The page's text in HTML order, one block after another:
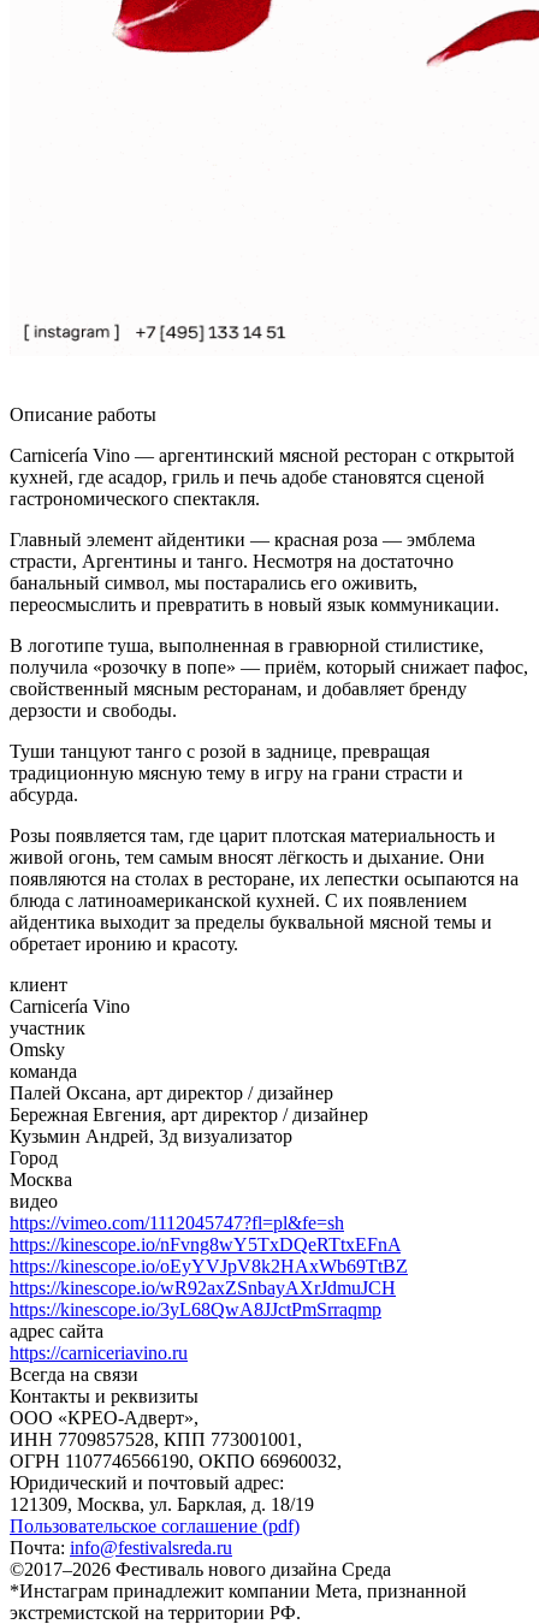
Описание работы
Carnicería Vino — аргентинский мясной ресторан с открытой
кухней, где асадор, гриль и печь адобе становятся сценой
гастрономического спектакля.
Главный элемент айдентики — красная роза — эмблема
страсти, Аргентины и танго. Несмотря на достаточно
банальный символ, мы постарались его оживить,
переосмыслить и превратить в новый язык коммуникации.
В логотипе туша, выполненная в гравюрной стилистике,
получила «розочку в попе» — приём, который снижает пафос,
свойственный мясным ресторанам, и добавляет бренду
дерзости и свободы.
Туши танцуют танго с розой в заднице, превращая
традиционную мясную тему в игру на грани страсти и
абсурда.
Розы появляется там, где царит плотская материальность и
живой огонь, тем самым вносят лёгкость и дыхание. Они
появляются на столах в ресторане, их лепестки осыпаются на
блюда с латиноамериканской кухней. С их появлением
айдентика выходит за пределы буквальной мясной темы и
обретает иронию и красоту.
клиент
Carnicería Vino
участник
Omsky
команда
Палей Оксана, арт директор / дизайнер
Бережная Евгения, арт директор / дизайнер
Кузьмин Андрей, 3д визуализатор
Город
Москва
видео
https://vimeo.com/1112045747?fl=pl&fe=sh
https://kinescope.io/nFvng8wY5TxDQeRTtxEFnA
https://kinescope.io/oEyYVJpV8k2HAxWb69TtBZ
https://kinescope.io/wR92axZSnbayAXrJdmuJCH
https://kinescope.io/3yL68QwA8JJctPmSrraqmp
адрес сайта
https://carniceriavino.ru
Всегда на связи
Контакты и реквизиты
ООО «КРЕО‐Адверт»,
ИНН 7709857528, КПП 773001001,
ОГРН 1107746566190, ОКПО 66960032,
Юридический и почтовый адрес:
121309, Москва, ул. Барклая, д. 18/19
Пользовательское соглашение (pdf)
Почта: info@festivalsreda.ru
©2017–2026 Фестиваль нового дизайна Среда
*Инстаграм принадлежит компании Мета, признанной
экстремистской на территории РФ.